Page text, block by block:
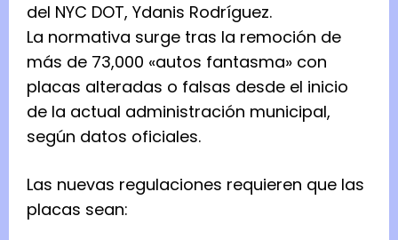
del NYC DOT, Ydanis Rodríguez.
La normativa surge tras la remoción de
más de 73,000 «autos fantasma» con
placas alteradas o falsas desde el inicio
de la actual administración municipal,
según datos oficiales.
Las nuevas regulaciones requieren que las
placas sean: